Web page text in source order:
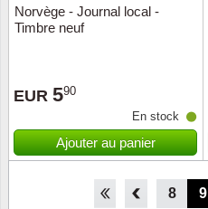
Norvège - Journal local -
Timbre neuf
EUR 590
En stock
Ajouter au panier
6 7 8 9